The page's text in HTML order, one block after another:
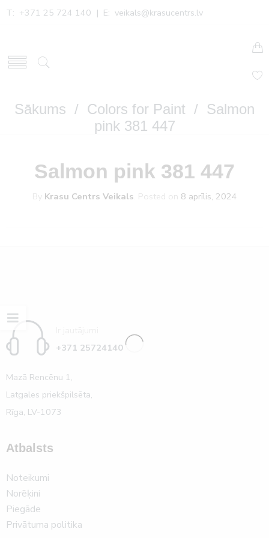
T: +371 25 724 140 | E: veikals@krasucentrs.lv
Sākums / Colors for Paint / Salmon
pink 381 447
Salmon pink 381 447
By Krasu Centrs Veikals Posted on 8 aprīlis, 2024
+371 25724140
Mazā Rencēnu 1,
Latgales priekšpilsēta,
Rīga, LV-1073
Atbalsts
Noteikumi
Norēķini
Piegāde
Privātuma politika